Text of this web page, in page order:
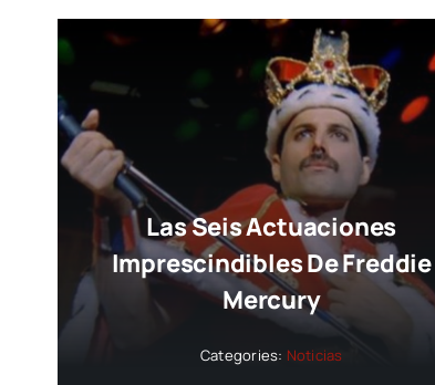
Las Seis Actuaciones
Imprescindibles De Freddie
Mercury
Categories: Noticias